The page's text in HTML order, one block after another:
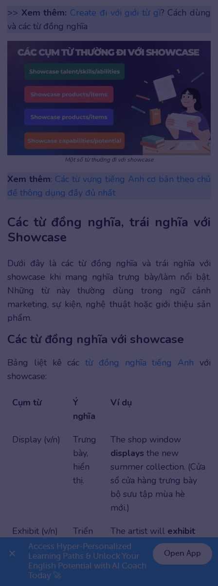
>> Xem thêm: Create đi với giới từ gì? Cách dùng
và các từ đồng nghĩa
Một số từ thường đi với showcase
Xem thêm: Các từ vựng tiếng Anh cơ bản theo chủ
đề thông dụng đầy đủ nhất
Các từ đồng nghĩa, trái nghĩa với
Showcase
Dưới đây là các từ đồng nghĩa và trái nghĩa với
showcase khi mang nghĩa trưng bày/làm nổi bật.
Những từ này thường dùng trong ngữ cảnh
marketing, sự kiện, nghệ thuật hoặc giới thiệu sản
phẩm.
Các từ đồng nghĩa với showcase
Bảng liệt kê cáctừ đồng nghĩa tiếng Anh với
showcase:
Cụm từ
Ý
nghĩa
Ví dụ
Display (v/n)
Trưng
bày,
hiển
thị.
The shop window
displays the new
summer collection. (Cửa
sổ cửa hàng trưng bày
bộ sưu tập mùa hè
mới.)
Exhibit (v/n)
Triển
lãm,
trưng
bày.
The artist will exhibit
her latest sculptures at
the gallery. (Nghệ sĩ sẽ
triển lãm những bức
👉 Premium 1 năm chỉ 999K
Access Hyper-Personalized
Learning Paths & Unlock Your
English Potential with AI Coach
Today 🚀
Open App